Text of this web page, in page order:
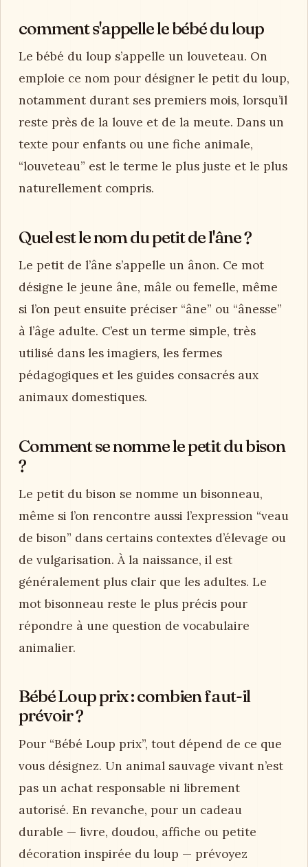
comment s'appelle le bébé du loup
Le bébé du loup s’appelle un louveteau. On
emploie ce nom pour désigner le petit du loup,
notamment durant ses premiers mois, lorsqu’il
reste près de la louve et de la meute. Dans un
texte pour enfants ou une fiche animale,
“louveteau” est le terme le plus juste et le plus
naturellement compris.
Quel est le nom du petit de l'âne ?
Le petit de l’âne s’appelle un ânon. Ce mot
désigne le jeune âne, mâle ou femelle, même
si l’on peut ensuite préciser “âne” ou “ânesse”
à l’âge adulte. C’est un terme simple, très
utilisé dans les imagiers, les fermes
pédagogiques et les guides consacrés aux
animaux domestiques.
Comment se nomme le petit du bison
?
Le petit du bison se nomme un bisonneau,
même si l’on rencontre aussi l’expression “veau
de bison” dans certains contextes d’élevage ou
de vulgarisation. À la naissance, il est
généralement plus clair que les adultes. Le
mot bisonneau reste le plus précis pour
répondre à une question de vocabulaire
animalier.
Bébé Loup prix : combien faut-il
prévoir ?
Pour “Bébé Loup prix”, tout dépend de ce que
vous désignez. Un animal sauvage vivant n’est
pas un achat responsable ni librement
autorisé. En revanche, pour un cadeau
durable — livre, doudou, affiche ou petite
décoration inspirée du loup — prévoyez